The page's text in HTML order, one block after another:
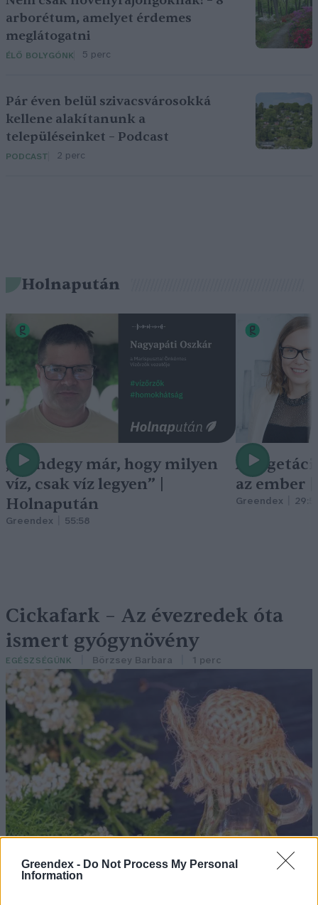
Greendex - Do Not Process My Personal
Information
arborétum, amelyet érdemes
meglátogatni
ÉLŐ BOLYGÓNK 5 perc
Pár éven belül szivacsvárosokká
kellene alakítanunk a
településeinket – Podcast
PODCAST 2 perc
Holnapután
„Mindegy már, hogy milyen
víz, csak víz legyen” |
Holnapután
Greendex 55:58
A
az ember
Greendex
Cickafark – Az évezredek óta
ismert gyógynövény
EGÉSZSÉGÜNK Börzsey Barbara 1 perc